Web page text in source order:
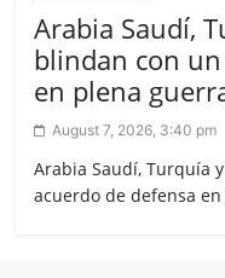
Arabia Saudí,
blindan con
en plena
August 7, 2026, 3:40 pm
Arabia Saudí, Turquía
acuerdo de defensa